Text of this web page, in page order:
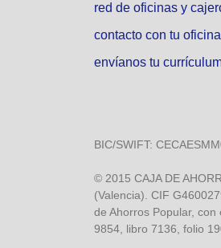
red de oficinas y
contacto con tu oficina
envíanos tu
BIC/SWIFT:
© 2015 CAJA DE
(Valencia). CIF
de Ahorros Popular,
9854, libro 7136, folio